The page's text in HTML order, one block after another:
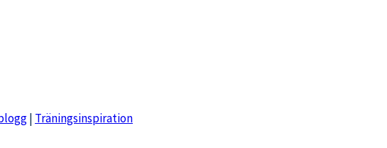
| Träningsinspiration